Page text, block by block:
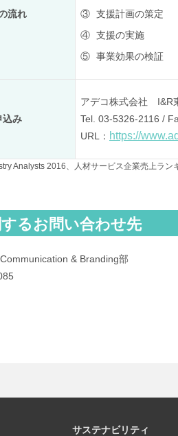
流れ
③ 支援計画の策定
④ 支援の実施
⑤ 事業効果の検証
込み
アデコ株式会社 I&R
Tel. 03-5326-2116 /
URL： https://
Analysts 2016、人材サービス企業売上ラン
るお問い合わせ先
& Branding部
サステナビリティ